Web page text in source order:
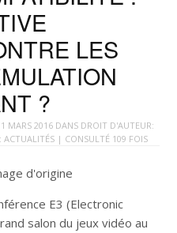
LES
?
1 MARS 2016DANS DROIT D'AUTEUR:
ACTUALITÉS| CONSULTÉ 109 FOIS
E3 (Electronic
salon du jeux vidéo au